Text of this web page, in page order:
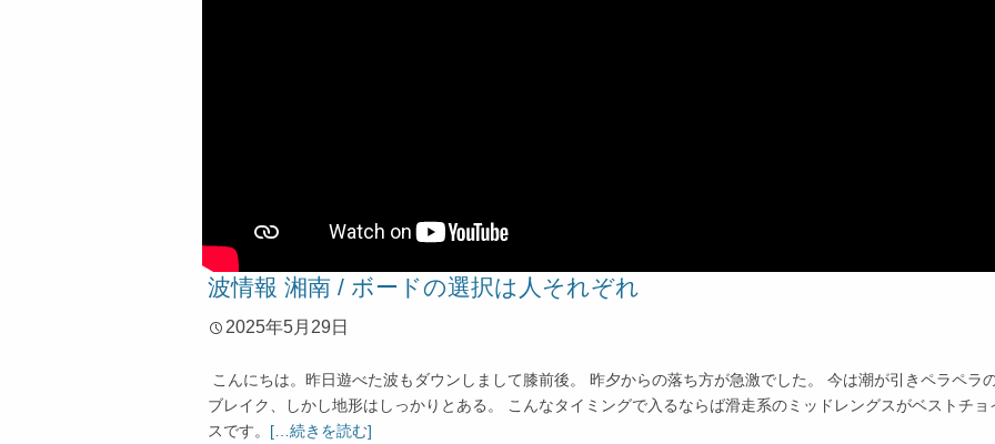
波情報 湘南 / ボードの選択は人それぞれ
2025年5月29日
こんにちは。昨日遊べた波もダウンしまして膝前後。 昨夕からの落ち方が急激でした。 今は潮が引きペラペラ
ブレイク、しかし地形はしっかりとある。 こんなタイミングで入るならば滑走系のミッドレングスがベストチョ
スです。 […続きを読む]